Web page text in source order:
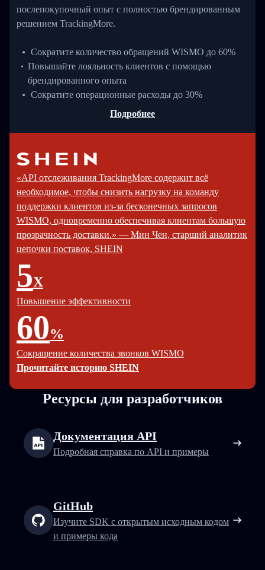
послепокупочный опыт с полностью брендированным
решением TrackingMore.
Сократите количество обращений WISMO до 60%
Повышайте лояльность клиентов с помощью
брендированного опыта
Сократите операционные расходы до 30%
Подробнее
«API отслеживания TrackingMore содержит всё
необходимое, чтобы снизить нагрузку на команду
поддержки клиентов из-за бесконечных запросов
WISMO, одновременно обеспечивая клиентам большую
прозрачность доставки.» — Мин Чен, старший аналитик
цепочки поставок, SHEIN
5X
Повышение эффективности
60%
Сокращение количества звонков WISMO
Прочитайте историю SHEIN
Ресурсы для разработчиков
Документация API
Подробная справка по API и примеры
GitHub
Изучите SDK с открытым исходным кодом
и примеры кода